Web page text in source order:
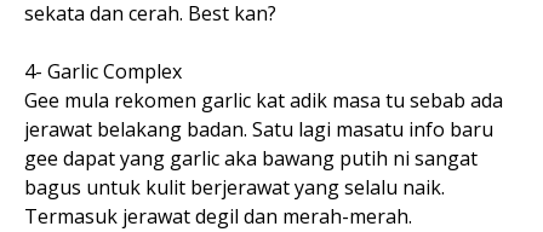
sekata dan cerah. Best kan?
4- Garlic Complex
Gee mula rekomen garlic kat adik masa tu sebab ada
jerawat belakang badan. Satu lagi masatu info baru
gee dapat yang garlic aka bawang putih ni sangat
bagus untuk kulit berjerawat yang selalu naik.
Termasuk jerawat degil dan merah-merah.